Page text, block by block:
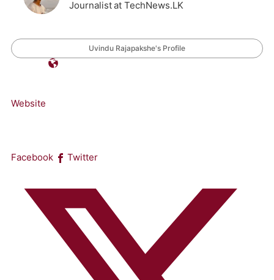
Journalist at TechNews.LK
Uvindu Rajapakshe's Profile
Website
Facebook Twitter